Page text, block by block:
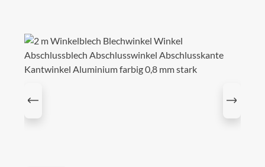
Bildergalerie überspringen